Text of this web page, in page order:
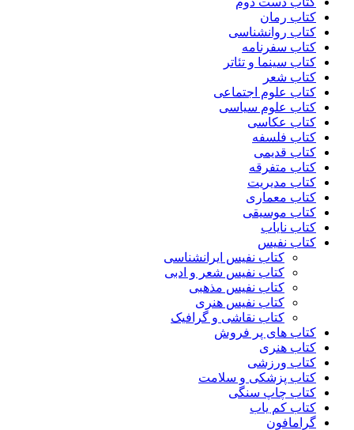
کتاب رمان
کتاب روانشناسی
کتاب سفرنامه
کتاب سینما و تئاتر
کتاب شعر
کتاب علوم اجتماعی
کتاب علوم سیاسی
کتاب عکاسی
کتاب فلسفه
کتاب قدیمی
کتاب متفرقه
کتاب مدیریت
کتاب معماری
کتاب موسیقی
کتاب نایاب
کتاب نفیس
کتاب نفیس ایرانشناسی
کتاب نفیس شعر و ادبی
کتاب نفیس مذهبی
کتاب نفیس هنری
کتاب نقاشی و گرافیک
کتاب های پر فروش
کتاب هنری
کتاب ورزشی
کتاب پزشکی و سلامت
کتاب چاپ سنگی
کتاب کم یاب
گرامافون